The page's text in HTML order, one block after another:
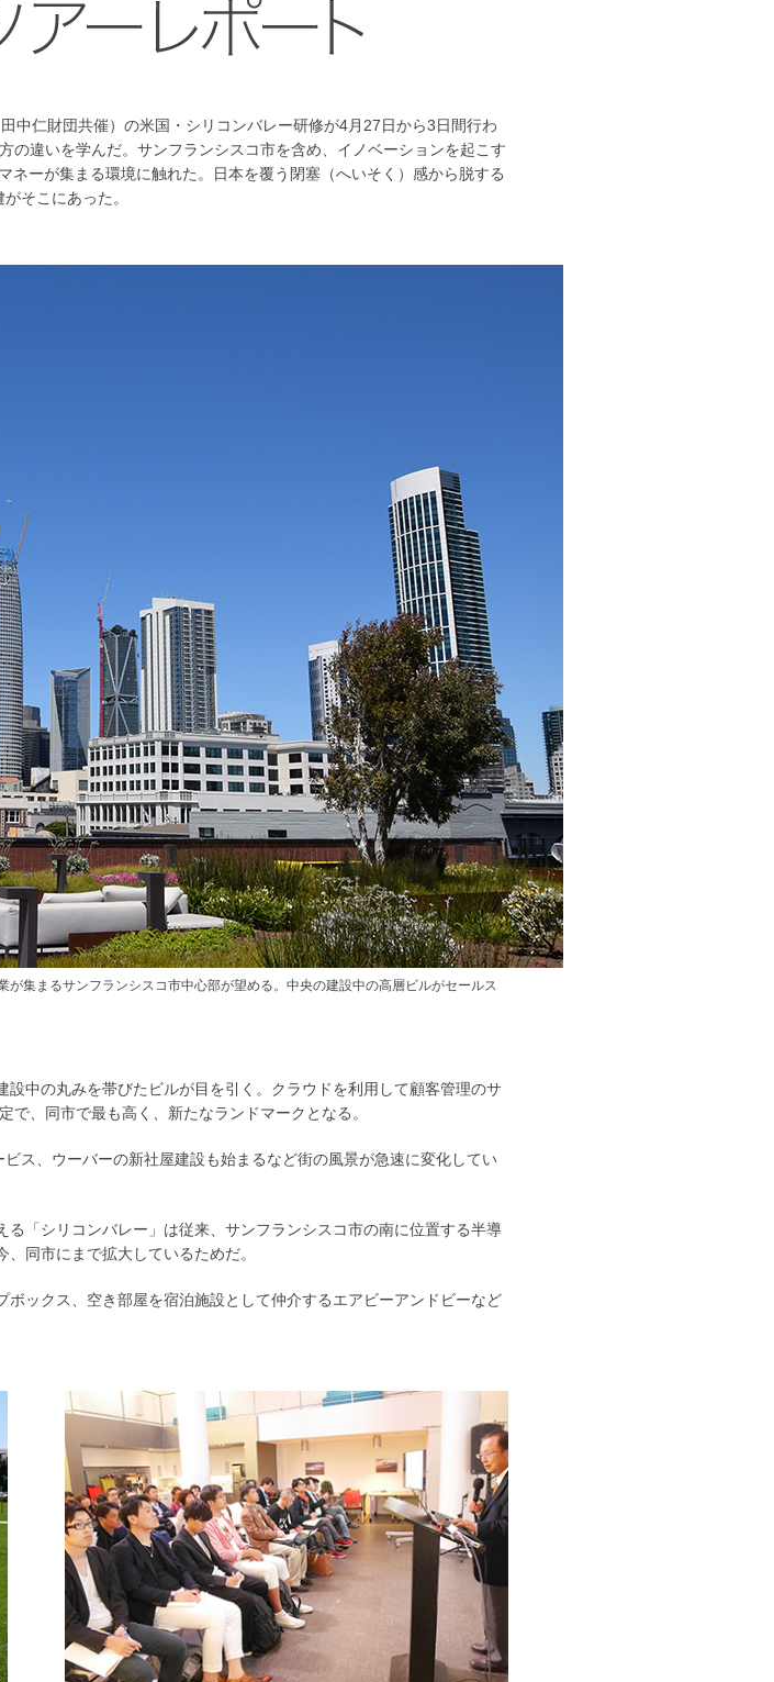
中仁財団共催）の米国・シリコンバレー研修が4月27日から3日間行わ
違いを学んだ。サンフランシスコ市を含め、イノベーションを起こす
ーが集まる環境に触れた。日本を覆う閉塞（へいそく）感から脱する
そこにあった。
集まるサンフランシスコ市中心部が望める。中央の建設中の高層ビルがセールス
中の丸みを帯びたビルが目を引く。クラウドを利用して顧客管理のサ
、同市で最も高く、新たなランドマークとなる。
ス、ウーバーの新社屋建設も始まるなど街の風景が急速に変化してい
「シリコンバレー」は従来、サンフランシスコ市の南に位置する半導
同市にまで拡大しているためだ。
ックス、空き部屋を宿泊施設として仲介するエアビーアンドビーなど